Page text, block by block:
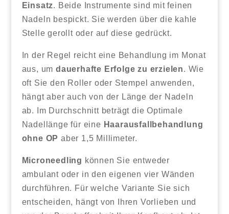
Einsatz. Beide Instrumente sind mit feinen
Nadeln bespickt. Sie werden über die kahle
Stelle gerollt oder auf diese gedrückt.
In der Regel reicht eine Behandlung im Monat
aus, um dauerhafte Erfolge zu erzielen. Wie
oft Sie den Roller oder Stempel anwenden,
hängt aber auch von der Länge der Nadeln
ab. Im Durchschnitt beträgt die Optimale
Nadellänge für eine Haarausfallbehandlung
ohne OP aber 1,5 Millimeter.
Microneedling können Sie entweder
ambulant oder in den eigenen vier Wänden
durchführen. Für welche Variante Sie sich
entscheiden, hängt von Ihren Vorlieben und